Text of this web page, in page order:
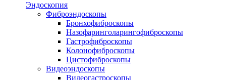
Эндоскопия
Фиброэндоскопы
Бронхофиброскопы
Назофаринголарингофиброскопы
Гастрофиброскопы
Колонофиброскопы
Цистофиброскопы
Видеоэндоскопы
Видеогастроскопы